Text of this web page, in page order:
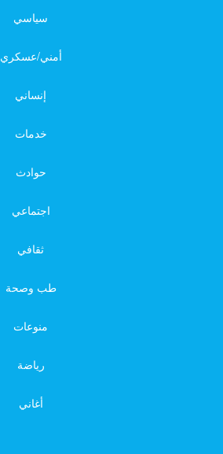
سياسي
أمني/عسكري
إنساني
خدمات
حوادث
اجتماعي
ثقافي
طب وصحة
منوعات
رياضة
أغاني